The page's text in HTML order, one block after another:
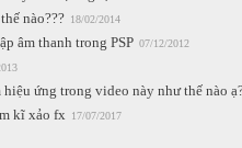
nào??? 18/02/2014
âm thanh trong PSP 07/12/2012
hiệu ứng trong video này như thế nào
kĩ xảo fx 17/07/2017